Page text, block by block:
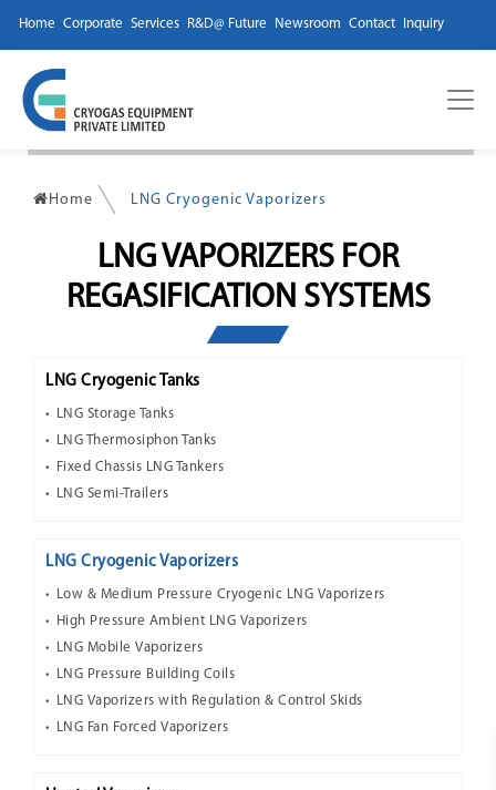
Home Corporate Services R&D@ Future Newsroom Contact Inquiry
Home LNG Cryogenic Vaporizers
LNG VAPORIZERS FOR
REGASIFICATION SYSTEMS
LNG Cryogenic Tanks
LNG Storage Tanks
LNG Thermosiphon Tanks
Fixed Chassis LNG Tankers
LNG Semi-Trailers
LNG Cryogenic Vaporizers
Low & Medium Pressure Cryogenic LNG Vaporizers
High Pressure Ambient LNG Vaporizers
LNG Mobile Vaporizers
LNG Pressure Building Coils
LNG Vaporizers with Regulation & Control Skids
LNG Fan Forced Vaporizers